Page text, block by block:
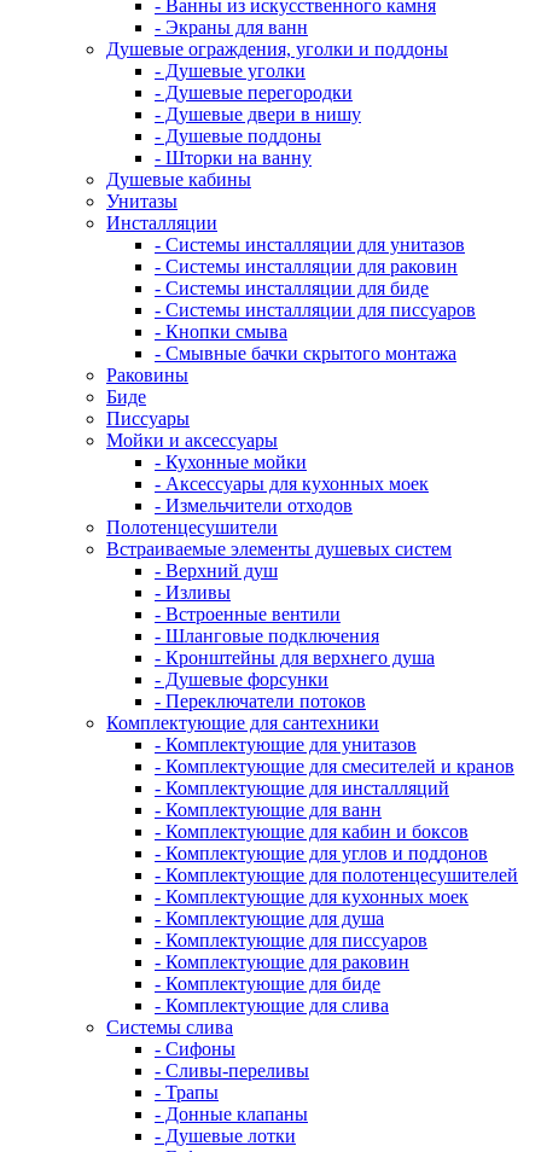
- Ванны из искусственного камня
- Экраны для ванн
Душевые ограждения, уголки и поддоны
- Душевые уголки
- Душевые перегородки
- Душевые двери в нишу
- Душевые поддоны
- Шторки на ванну
Душевые кабины
Унитазы
Инсталляции
- Системы инсталляции для унитазов
- Системы инсталляции для раковин
- Системы инсталляции для биде
- Системы инсталляции для писсуаров
- Кнопки смыва
- Смывные бачки скрытого монтажа
Раковины
Биде
Писсуары
Мойки и аксессуары
- Кухонные мойки
- Аксессуары для кухонных моек
- Измельчители отходов
Полотенцесушители
Встраиваемые элементы душевых систем
- Верхний душ
- Изливы
- Встроенные вентили
- Шланговые подключения
- Кронштейны для верхнего душа
- Душевые форсунки
- Переключатели потоков
Комплектующие для сантехники
- Комплектующие для унитазов
- Комплектующие для смесителей и кранов
- Комплектующие для инсталляций
- Комплектующие для ванн
- Комплектующие для кабин и боксов
- Комплектующие для углов и поддонов
- Комплектующие для полотенцесушителей
- Комплектующие для кухонных моек
- Комплектующие для душа
- Комплектующие для писсуаров
- Комплектующие для раковин
- Комплектующие для биде
- Комплектующие для слива
Системы слива
- Сифоны
- Сливы-переливы
- Трапы
- Донные клапаны
- Душевые лотки